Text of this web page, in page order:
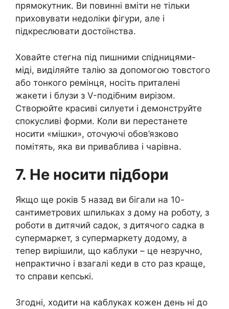
прямокутник. Ви повинні вміти не тільки
приховувати недоліки фігури, але і
підкреслювати достоїнства.
Ховайте стегна під пишними спідницями-
міді, виділяйте талію за допомогою товстого
або тонкого ремінця, носіть приталені
жакети і блузи з V-подібним вирізом.
Створюйте красиві силуети і демонструйте
спокусливі форми. Коли ви перестанете
носити «мішки», оточуючі обов’язково
помітять, яка ви приваблива і чарівна.
7. Не носити підбори
Якщо ще років 5 назад ви бігали на 10-
сантиметрових шпильках з дому на роботу, з
роботи в дитячий садок, з дитячого садка в
супермаркет, з супермаркету додому, а
тепер вирішили, що каблуки – це незручно,
непрактично і взагалі кеди в сто раз краще,
то справи кепські.
Згодні, ходити на каблуках кожен день ні до